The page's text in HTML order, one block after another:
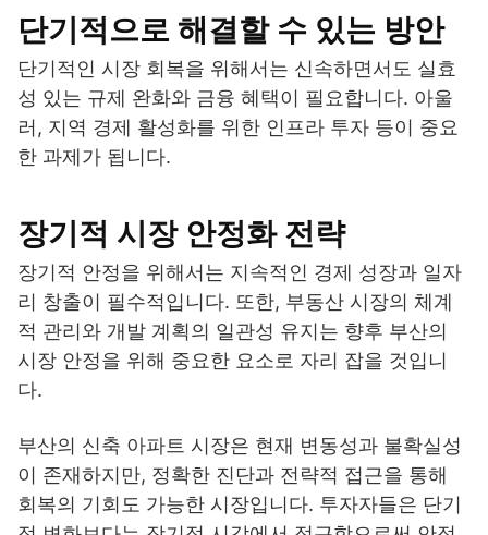
단기적으로 해결할 수 있는 방안
단기적인 시장 회복을 위해서는 신속하면서도 실효
성 있는 규제 완화와 금융 혜택이 필요합니다. 아울
러, 지역 경제 활성화를 위한 인프라 투자 등이 중요
한 과제가 됩니다.
장기적 시장 안정화 전략
장기적 안정을 위해서는 지속적인 경제 성장과 일자
리 창출이 필수적입니다. 또한, 부동산 시장의 체계
적 관리와 개발 계획의 일관성 유지는 향후 부산의
시장 안정을 위해 중요한 요소로 자리 잡을 것입니
다.
부산의 신축 아파트 시장은 현재 변동성과 불확실성
이 존재하지만, 정확한 진단과 전략적 접근을 통해
회복의 기회도 가능한 시장입니다. 투자자들은 단기